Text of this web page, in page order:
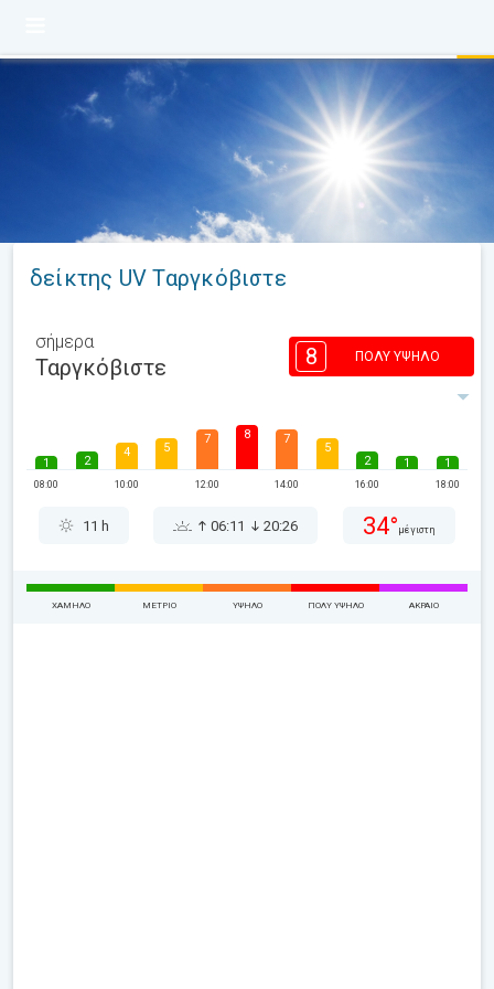
δείκτης UV Ταργκόβιστε
σήμερα
Ταργκόβιστε 8 ΠΟΛΎ ΥΨΗΛΌ
1
08:00
2
4
10:00
5
7
12:00
8 7
14:00
5
2
16:00
1 1
18:00
11 h 06:11 20:26 34° μέγιστη
ΧΑΜΗΛΌ ΜΈΤΡΙΟ ΥΨΗΛΌ ΠΟΛΎ ΥΨΗΛΌ ΑΚΡΑΊΟ